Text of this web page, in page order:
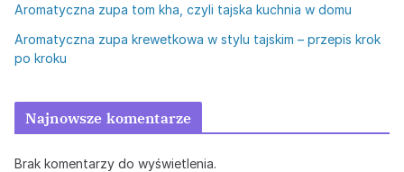
Aromatyczna zupa tom kha, czyli tajska kuchnia w domu
Aromatyczna zupa krewetkowa w stylu tajskim – przepis krok
po kroku
Najnowsze komentarze
Brak komentarzy do wyświetlenia.